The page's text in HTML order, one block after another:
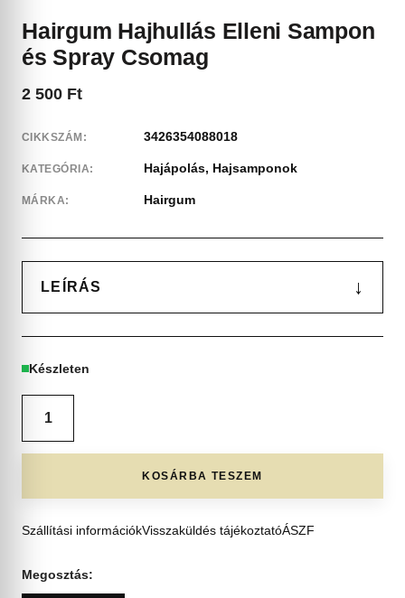
Hairgum Hajhullás Elleni Sampon
és Spray Csomag
2 500 Ft
CIKKSZÁM: 3426354088018
KATEGÓRIA: Hajápolás, Hajsamponok
MÁRKA: Hairgum
LEÍRÁS ↓
Készleten
KOSÁRBA TESZEM
Szállítási információkVisszaküldés tájékoztatóÁSZF
Megosztás: